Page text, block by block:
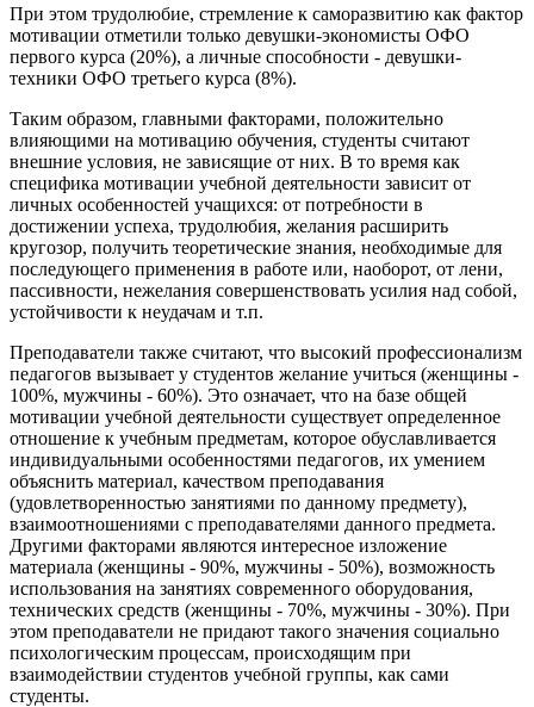
При этом трудолюбие, стремление к саморазвитию как фактор
мотивации отметили только девушки-экономисты ОФО
первого курса (20%), а личные способности - девушки-
техники ОФО третьего курса (8%).
Таким образом, главными факторами, положительно
влияющими на мотивацию обучения, студенты считают
внешние условия, не зависящие от них. В то время как
специфика мотивации учебной деятельности зависит от
личных особенностей учащихся: от потребности в
достижении успеха, трудолюбия, желания расширить
кругозор, получить теоретические знания, необходимые для
последующего применения в работе или, наоборот, от лени,
пассивности, нежелания совершенствовать усилия над собой,
устойчивости к неудачам и т.п.
Преподаватели также считают, что высокий профессионализм
педагогов вызывает у студентов желание учиться (женщины -
100%, мужчины - 60%). Это означает, что на базе общей
мотивации учебной деятельности существует определенное
отношение к учебным предметам, которое обуславливается
индивидуальными особенностями педагогов, их умением
объяснить материал, качеством преподавания
(удовлетворенностью занятиями по данному предмету),
взаимоотношениями с преподавателями данного предмета.
Другими факторами являются интересное изложение
материала (женщины - 90%, мужчины - 50%), возможность
использования на занятиях современного оборудования,
технических средств (женщины - 70%, мужчины - 30%). При
этом преподаватели не придают такого значения социально
психологическим процессам, происходящим при
взаимодействии студентов учебной группы, как сами
студенты.